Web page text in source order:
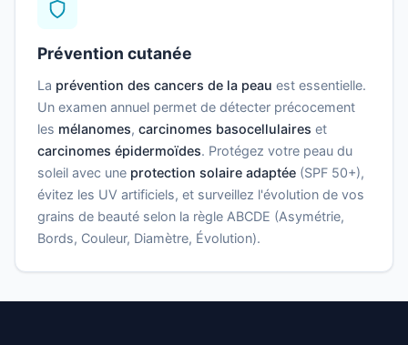
Prévention cutanée
La prévention des cancers de la peau est essentielle.
Un examen annuel permet de détecter précocement
les mélanomes, carcinomes basocellulaires et
carcinomes épidermoïdes. Protégez votre peau du
soleil avec une protection solaire adaptée (SPF 50+),
évitez les UV artificiels, et surveillez l'évolution de vos
grains de beauté selon la règle ABCDE (Asymétrie,
Bords, Couleur, Diamètre, Évolution).